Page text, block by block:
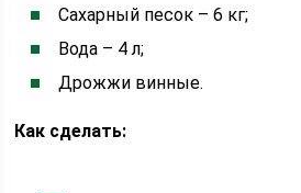
Сахарный песок – 6 кг;
Вода – 4 л;
Дрожжи винные.
Как сделать: